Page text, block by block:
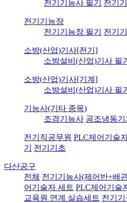
전기기능사 필기
전기
전기기능장
전기기능장 필기
전기
소방(산업)기사[전기]
소방설비(산업)기사 필기
소방(산업)기사[기계]
소방설비(산업)기사 필기
기능사(기타 종목)
조경기능사 공조냉동
전기직공무원 PLC제어기술
기
전기기초
다산공구
전체 전기기능사(제어반+배
어기술자 세트 PLC제어기술
교육원 연계 실습세트 전기기